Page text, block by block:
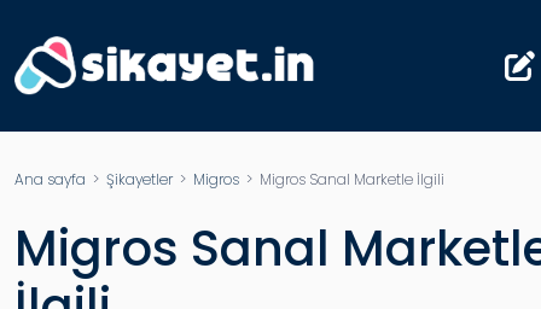
Ana sayfa > Şikayetler> Migros > Migros Sanal Marketle İlgili
Migros Sanal